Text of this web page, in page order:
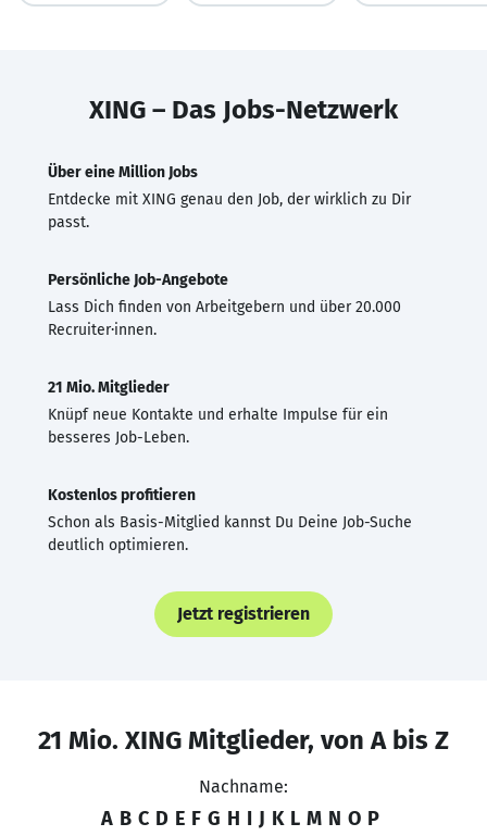
XING – Das Jobs-Netzwerk
Über eine Million Jobs
Entdecke mit XING genau den Job, der wirklich zu Dir
passt.
Persönliche Job-Angebote
Lass Dich finden von Arbeitgebern und über 20.000
Recruiter·innen.
21 Mio. Mitglieder
Knüpf neue Kontakte und erhalte Impulse für ein
besseres Job-Leben.
Kostenlos profitieren
Schon als Basis-Mitglied kannst Du Deine Job-Suche
deutlich optimieren.
Jetzt registrieren
21 Mio. XING Mitglieder, von A bis Z
Nachname:
A B C D E F G H I J K L M N O P